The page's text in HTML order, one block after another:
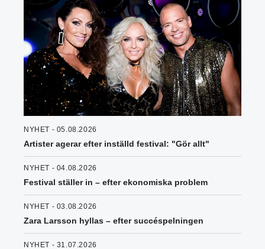
NYHET - 05.08.2026
Artister agerar efter inställd festival: "Gör allt"
NYHET - 04.08.2026
Festival ställer in – efter ekonomiska problem
NYHET - 03.08.2026
Zara Larsson hyllas – efter succéspelningen
NYHET - 31.07.2026